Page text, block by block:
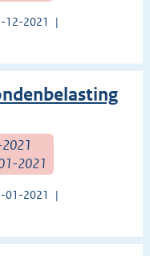
12-2021
2021
2021
01-2021